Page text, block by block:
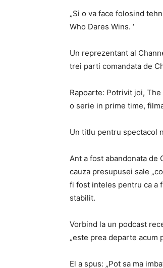
„Si o va face folosind
Who Dares Wins. ‘
Un reprezentant al
trei parti comandata de
Rapoarte: Potrivit joi,
o serie in prime time,
Un titlu pentru spectacol
Ant a fost abandonata de
cauza presupusei sale
fi fost inteles pentru ca a
stabilit.
Vorbind la un podcast
„este prea departe acum
El a spus: „Pot sa ma